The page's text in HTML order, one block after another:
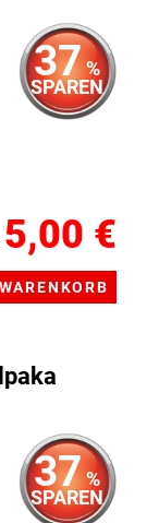
37 %
SPAREN
5,00 €
37 %
SPAREN